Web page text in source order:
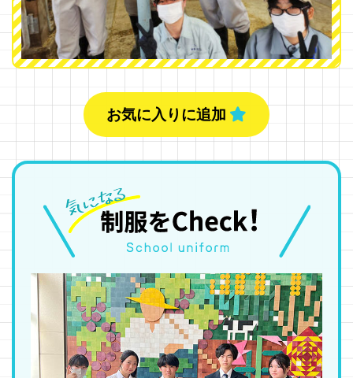
お気に入りに追加